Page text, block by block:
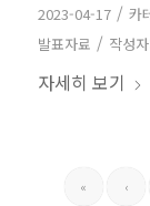
2023-04-17 / 카
발표자료 / 작성
자세히 보기
« ‹